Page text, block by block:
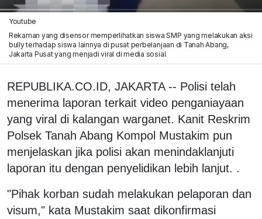
Youtube
Rekaman yang disensor memperlihatkan siswa SMP yang melakukan aksi
bully terhadap siswa lainnya di pusat perbelanjaan di Tanah Abang,
Jakarta Pusat yang menjadi viral di media sosial.
REPUBLIKA.CO.ID, JAKARTA -- Polisi telah
menerima laporan terkait video penganiayaan
yang viral di kalangan warganet. Kanit Reskrim
Polsek Tanah Abang Kompol Mustakim pun
menjelaskan jika polisi akan menindaklanjuti
laporan itu dengan penyelidikan lebih lanjut. .
"Pihak korban sudah melakukan pelaporan dan
visum," kata Mustakim saat dikonfirmasi